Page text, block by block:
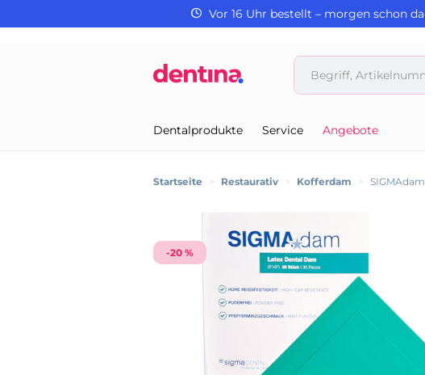
Vor 16 Uhr bestellt – morgen schon da
Dentalprodukte Service Angebote
Startseite > Restaurativ > Kofferdam > SIGMAdam
-20 %